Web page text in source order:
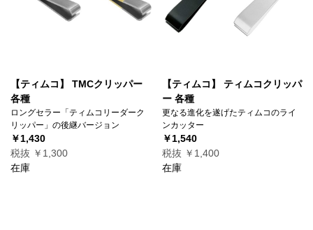
【ティムコ】 TMCクリッパー
各種
ロングセラー「ティムコリーダーク
リッパー」の後継バージョン
￥1,430
税抜 ￥1,300
在庫
【ティムコ】 ティムコクリッパ
ー 各種
更なる進化を遂げたティムコのライ
ンカッター
￥1,540
税抜 ￥1,400
在庫